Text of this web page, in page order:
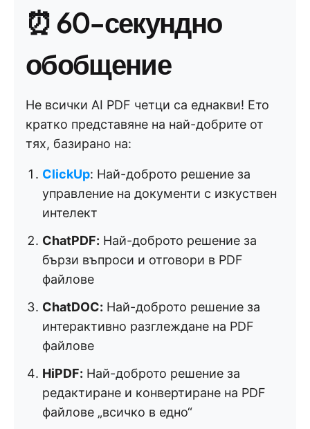
⏰ 60-секундно
обобщение
Не всички AI PDF четци са еднакви! Ето
кратко представяне на най-добрите от
тях, базирано на:
ClickUp: Най-доброто решение за
управление на документи с изкуствен
интелект
ChatPDF: Най-доброто решение за
бързи въпроси и отговори в PDF
файлове
ChatDOC: Най-доброто решение за
интерактивно разглеждане на PDF
файлове
HiPDF: Най-доброто решение за
редактиране и конвертиране на PDF
файлове „всичко в едно“